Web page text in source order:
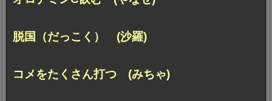
脱国（だっこく） (沙羅)
コメをたくさん打つ (みちゃ)